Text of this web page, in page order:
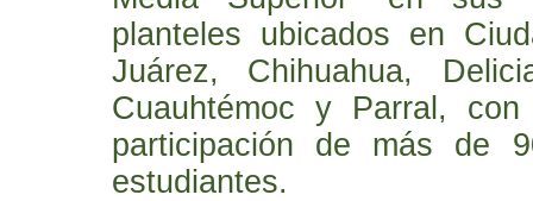
planteles ubicados en
Juárez, Chihuahua,
Cuauhtémoc y Parral,
participación de más de
estudiantes.